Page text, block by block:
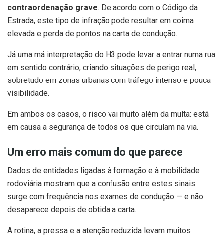
contraordenação grave. De acordo com o Código da
Estrada, este tipo de infração pode resultar em coima
elevada e perda de pontos na carta de condução.
Já uma má interpretação do H3 pode levar a entrar numa rua
em sentido contrário, criando situações de perigo real,
sobretudo em zonas urbanas com tráfego intenso e pouca
visibilidade.
Em ambos os casos, o risco vai muito além da multa: está
em causa a segurança de todos os que circulam na via.
Um erro mais comum do que parece
Dados de entidades ligadas à formação e à mobilidade
rodoviária mostram que a confusão entre estes sinais
surge com frequência nos exames de condução — e não
desaparece depois de obtida a carta.
A rotina, a pressa e a atenção reduzida levam muitos